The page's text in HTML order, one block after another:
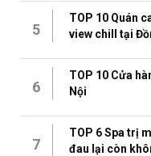
5
TOP 10 Quán
view chill tại
6
TOP 10 Cửa
Nội
7
TOP 6 Spa trị
đau lại còn